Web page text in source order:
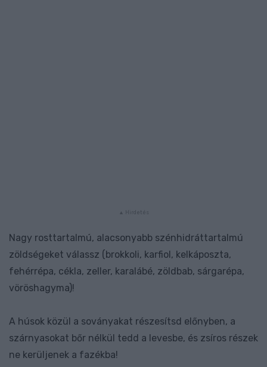
Nagy rosttartalmú, alacsonyabb szénhidráttartalmú
zöldségeket válassz (brokkoli, karfiol, kelkáposzta,
fehérrépa, cékla, zeller, karalábé, zöldbab, sárgarépa,
vöröshagyma)!
A húsok közül a soványakat részesítsd előnyben, a
szárnyasokat bőr nélkül tedd a levesbe, és zsíros részek
ne kerüljenek a fazékba!